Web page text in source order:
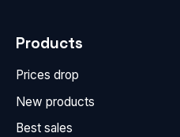
Products
Prices drop
New products
Best sales